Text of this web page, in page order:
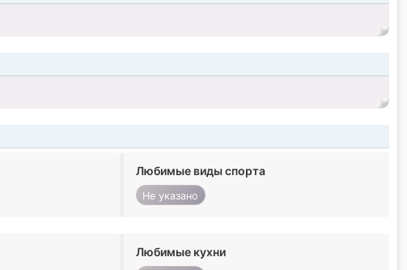
Любимые виды спорта
Не указано
Любимые кухни